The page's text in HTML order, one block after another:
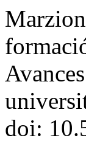
doi: